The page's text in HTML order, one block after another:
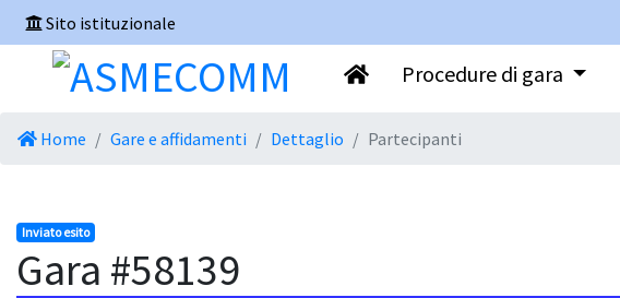
Sito istituzionale
Procedure di gara
Home Gare e affidamenti Dettaglio Partecipanti
Inviato esito
Gara #58139